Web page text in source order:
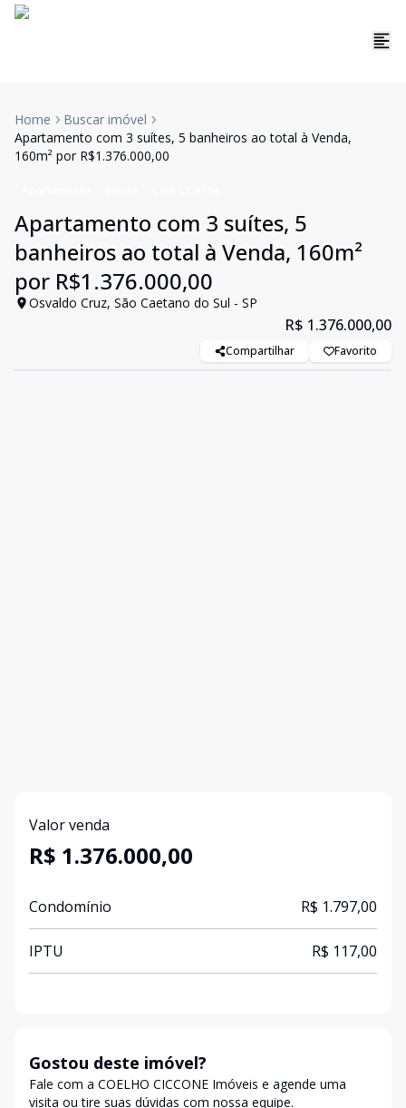
Home
Buscar imóvel
Apartamento com 3 suítes, 5 banheiros ao total à Venda,
160m² por R$1.376.000,00
Apartamento com 3 suítes, 5
banheiros ao total à Venda, 160m²
por R$1.376.000,00
Osvaldo Cruz, São Caetano do Sul - SP
R$ 1.376.000,00
Compartilhar Favorito
Valor venda
R$ 1.376.000,00
Condomínio R$ 1.797,00
IPTU R$ 117,00
Gostou deste imóvel?
Fale com a COELHO CICCONE Imóveis e agende uma
visita ou tire suas dúvidas com nossa equipe.